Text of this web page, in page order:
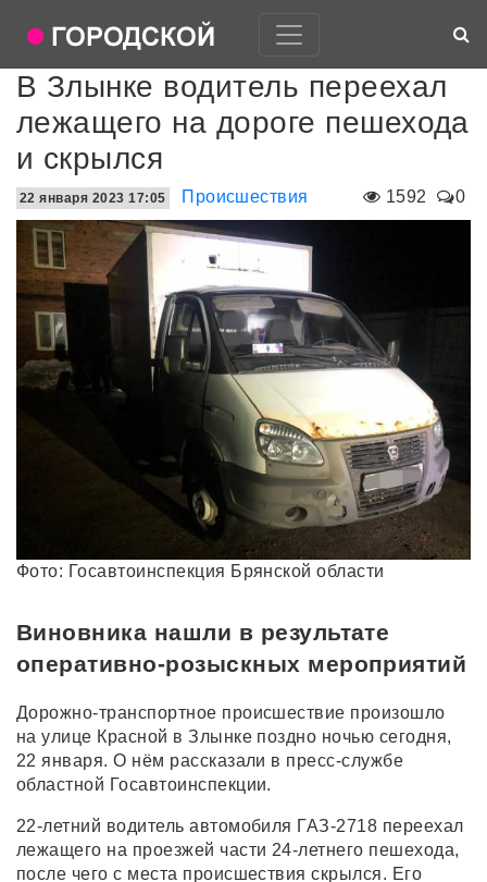
В Злынке водитель переехал
лежащего на дороге пешехода
и скрылся
1592 0
22 января 2023 17:05 Происшествия
Фото: Госавтоинспекция Брянской области
Виновника нашли в результате
оперативно-розыскных мероприятий
Дорожно-транспортное происшествие произошло
на улице Красной в Злынке поздно ночью сегодня,
22 января. О нём рассказали в пресс-службе
областной Госавтоинспекции.
22-летний водитель автомобиля ГАЗ-2718 переехал
лежащего на проезжей части 24-летнего пешехода,
после чего с места происшествия скрылся. Его